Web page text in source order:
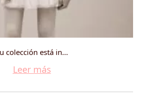
colección está in...
Leer más